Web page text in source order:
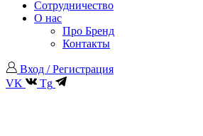
Сотрудничество
О нас
Про Бренд
Контакты
Вход / Регистрация
VK
Tg